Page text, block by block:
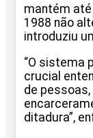
mantém
1988 não
introduziu
“O sistema
crucial
de
ditadura”,